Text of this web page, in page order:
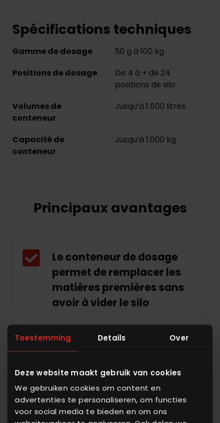
Toestemming Details Over
Deze website maakt gebruik van cookies
We gebruiken cookies om content en
advertenties te personaliseren, om functies
voor social media te bieden en om ons
Spécifications techniques
Gamme de dosage
50 g à 100 kg
Positions de dosage
De 4 à + de 24
positions de silo
Volumes de
conteneur
Jusqu’à 1.500 litres
Capacité de
conteneur
Jusqu’à 1.000 kg
Principaux avantages
Le conteneur de dosage
permet de remplacer les
matières premières sans
avoir à vider le silo
d’ingrédients pour
accélérer le passage d’un
produit à l’autre